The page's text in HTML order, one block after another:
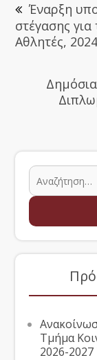
Έναρξη
στέγασης για
Αθλητές,
Τμήμα
2026-2027